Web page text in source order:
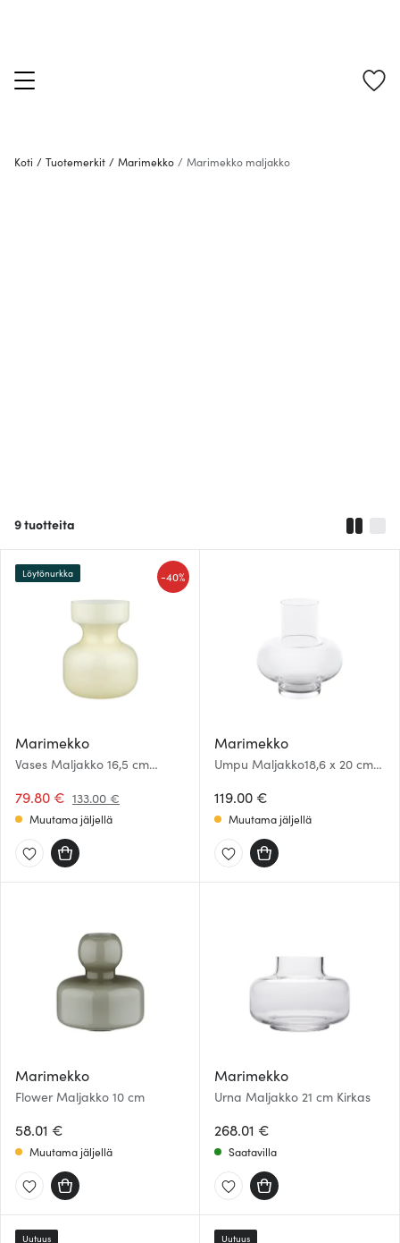
Koti / Tuotemerkit / Marimekko / Marimekko maljakko
9tuotteita
Marimekko
Vases Maljakko 16,5 cm
79.80 € 133.00 €
-40%
Löytönurkka
Muutama jäljellä
Marimekko
Umpu Maljakko18,6 x 20 cm
119.00 €
Muutama jäljellä
Marimekko
Flower Maljakko 10 cm
58.01 €
Muutama jäljellä
Marimekko
Urna Maljakko 21 cm Kirkas
268.01 €
Saatavilla
Uutuus Uutuus